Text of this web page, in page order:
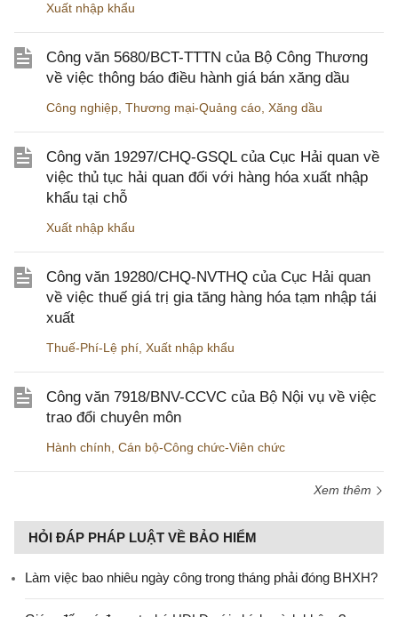
Xuất nhập khẩu
Công văn 5680/BCT-TTTN của Bộ Công Thương
về việc thông báo điều hành giá bán xăng dầu
Công nghiệp Thương mại-Quảng cáo Xăng dầu
Công văn 19297/CHQ-GSQL của Cục Hải quan về
việc thủ tục hải quan đối với hàng hóa xuất nhập
khẩu tại chỗ
Xuất nhập khẩu
Công văn 19280/CHQ-NVTHQ của Cục Hải quan
về việc thuế giá trị gia tăng hàng hóa tạm nhập tái
xuất
Thuế-Phí-Lệ phí Xuất nhập khẩu
Công văn 7918/BNV-CCVC của Bộ Nội vụ về việc
trao đổi chuyên môn
Hành chính Cán bộ-Công chức-Viên chức
Xem thêm
HỎI ĐÁP PHÁP LUẬT VỀ BẢO HIỂM
Làm việc bao nhiêu ngày công trong tháng phải đóng BHXH?